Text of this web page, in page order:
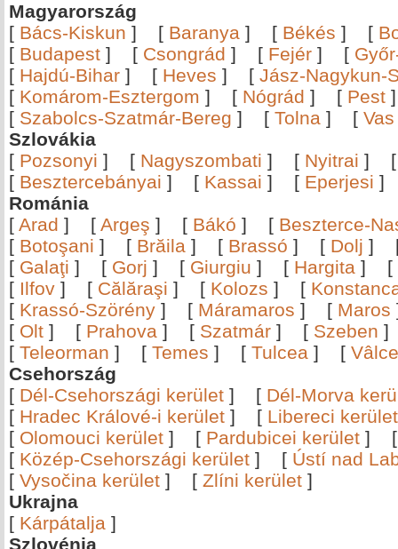
Magyarország
[ Bács-Kiskun ] [ Baranya ] [ Békés ] [
[ Budapest ] [ Csongrád ] [ Fejér ] [
[ Hajdú-Bihar ] [ Heves ] [ Jász-Nagykun-
[ Komárom-Esztergom ] [ Nógrád ] [ Pest
[ Szabolcs-Szatmár-Bereg ] [ Tolna ] [ Vas
Szlovákia
[ Pozsonyi ] [ Nagyszombati ] [ Nyitrai ]
[ Besztercebányai ] [ Kassai ] [ Eperjesi
Románia
[ Arad ] [ Argeş ] [ Bákó ] [ Beszterce-
[ Botoşani ] [ Brăila ] [ Brassó ] [ Dolj ]
[ Galaţi ] [ Gorj ] [ Giurgiu ] [ Hargita ]
[
[ Ilfov ] [ Călăraşi ] [ Kolozs ] [
[ Krassó-Szörény ] [ Máramaros ] [ Maros
[ Olt ] [ Prahova ] [ Szatmár ] [ Szeben
[ Teleorman ] [ Temes ] [ Tulcea ] [
Csehország
[ Dél-Csehországi kerület ] [ Dél-Morva
[ Hradec Králové-i kerület ] [ Libereci kerület
[ Olomouci kerület ] [ Pardubicei kerület ]
[ Közép-Csehországi kerület ] [ Ústí nad
[ Vysočina kerület ] [ Zlíni kerület ]
Ukrajna
[ Kárpátalja ]
Szlovénia